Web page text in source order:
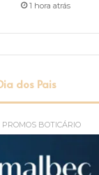
1 hora atrás
dos Pais
PROMOS BOTICÁRIO